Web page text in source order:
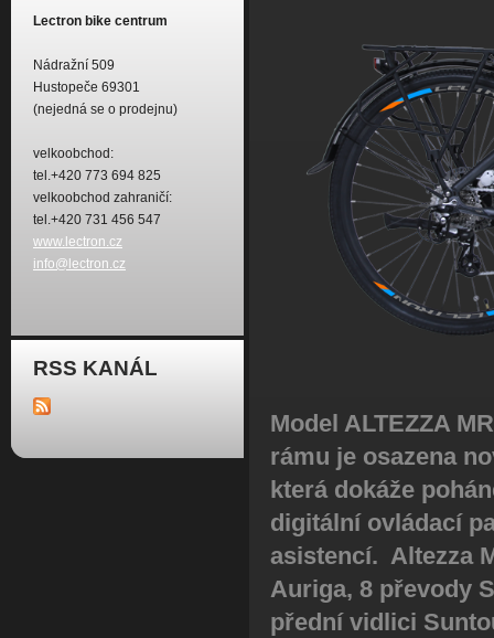
Lectron bike centrum
Nádražní 509
Hustopeče 69301
(nejedná se o prodejnu)
velkoobchod:
tel.+420 773 694 825
velkoobchod zahraničí:
tel.+420 731 456 547
www.lectron.cz
info@lectron.cz
RSS KANÁL
Model ALTEZZA
rámu je osazena
která dokáže
digitální ovládací
asistencí. Altezza
Auriga, 8 převody
přední vidlici